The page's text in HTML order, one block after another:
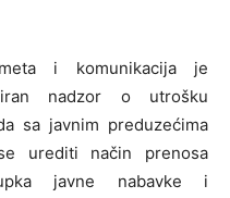
i komunikacija je
nadzor o utrošku
sa javnim preduzećima
urediti način prenosa
javne nabavke i